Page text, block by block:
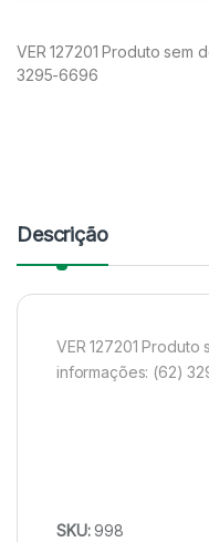
VER 127201 Produto sem
3295-6696
Descrição
VER 127201
informações: (62)
SKU:998